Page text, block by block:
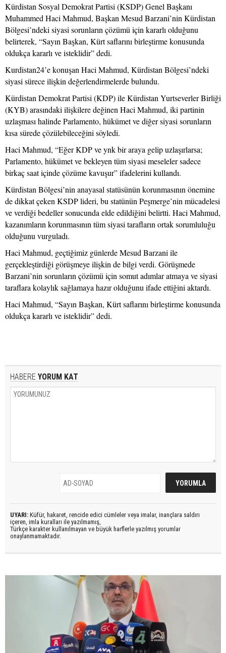
Kürdistan Sosyal Demokrat Partisi (KSDP) Genel Başkanı
Muhammed Haci Mahmud, Başkan Mesud Barzani’nin Kürdistan
Bölgesi’ndeki siyasi sorunların çözümü için kararlı olduğunu
belirterek, “Sayın Başkan, Kürt saflarını birleştirme konusunda
oldukça kararlı ve isteklidir” dedi.
Kurdistan24’e konuşan Haci Mahmud, Kürdistan Bölgesi’ndeki
siyasi sürece ilişkin değerlendirmelerde bulundu.
Kürdistan Demokrat Partisi (KDP) ile Kürdistan Yurtseverler Birliği
(KYB) arasındaki ilişkilere değinen Haci Mahmud, iki partinin
uzlaşması halinde Parlamento, hükümet ve diğer siyasi sorunların
kısa sürede çözülebileceğini söyledi.
Haci Mahmud, “Eğer KDP ve ynk bir araya gelip uzlaşırlarsa;
Parlamento, hükümet ve bekleyen tüm siyasi meseleler sadece
birkaç saat içinde çözüme kavuşur” ifadelerini kullandı.
Kürdistan Bölgesi’nin anayasal statüsünün korunmasının önemine
de dikkat çeken KSDP lideri, bu statünün Peşmerge’nin mücadelesi
ve verdiği bedeller sonucunda elde edildiğini belirtti. Haci Mahmud,
kazanımların korunmasının tüm siyasi tarafların ortak sorumluluğu
olduğunu vurguladı.
Haci Mahmud, geçtiğimiz günlerde Mesud Barzani ile
gerçekleştirdiği görüşmeye ilişkin de bilgi verdi. Görüşmede
Barzani’nin sorunların çözümü için somut adımlar atmaya ve siyasi
taraflara kolaylık sağlamaya hazır olduğunu ifade ettiğini aktardı.
Haci Mahmud, “Sayın Başkan, Kürt saflarını birleştirme konusunda
oldukça kararlı ve isteklidir” dedi.
HABERE YORUM KAT
UYARI: Küfür, hakaret, rencide edici cümleler veya imalar, inançlara saldırı
içeren, imla kuralları ile yazılmamış,
Türkçe karakter kullanılmayan ve büyük harflerle yazılmış yorumlar
onaylanmamaktadır.